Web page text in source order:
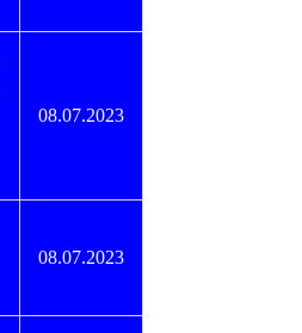
08.07.2023
08.07.2023